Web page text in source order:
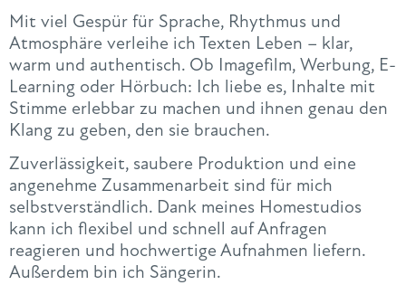
Mit viel Gespür für Sprache, Rhythmus und
Atmosphäre verleihe ich Texten Leben – klar,
warm und authentisch. Ob Imagefilm, Werbung, E-
Learning oder Hörbuch: Ich liebe es, Inhalte mit
Stimme erlebbar zu machen und ihnen genau den
Klang zu geben, den sie brauchen.
Zuverlässigkeit, saubere Produktion und eine
angenehme Zusammenarbeit sind für mich
selbstverständlich. Dank meines Homestudios
kann ich flexibel und schnell auf Anfragen
reagieren und hochwertige Aufnahmen liefern.
Außerdem bin ich Sängerin.